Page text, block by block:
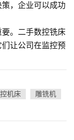
，企业可以成功
。二手数控铣床
让公司在监控预
机床
雕铣机